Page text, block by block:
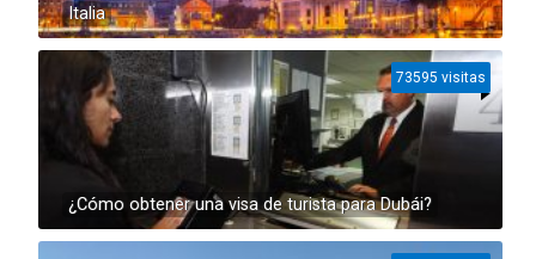
Italia
¿Cómo obtener una visa de turista para Dubái?
73595 visitas